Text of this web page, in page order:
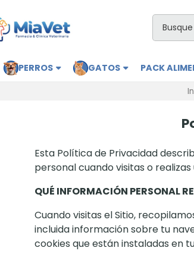
PERROS GATOS PACK
Esta Política de Privacidad
personal cuando visitas o
QUÉ INFORMACIÓN PERSONAL
Cuando visitas el Sitio,
incluida información sobre tu
cookies que están instaladas en